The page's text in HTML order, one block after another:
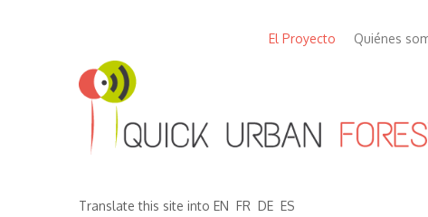
El Proyecto Quiénes
Translate this site into EN FR DE ES